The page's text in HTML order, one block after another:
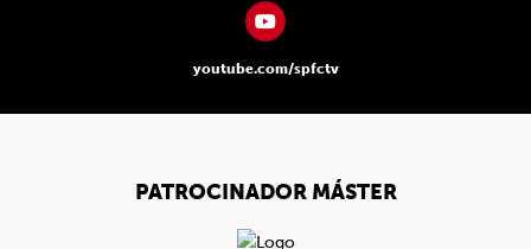
youtube.com/spfctv
PATROCINADOR MÁSTER